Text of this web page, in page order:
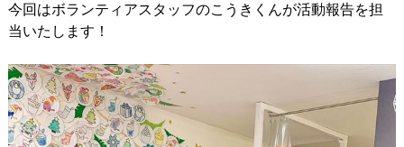
今回はボランティアスタッフのこうきくんが活動報告を担
当いたします！